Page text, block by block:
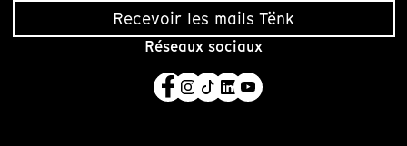
Recevoir les mails Tënk
Réseaux sociaux